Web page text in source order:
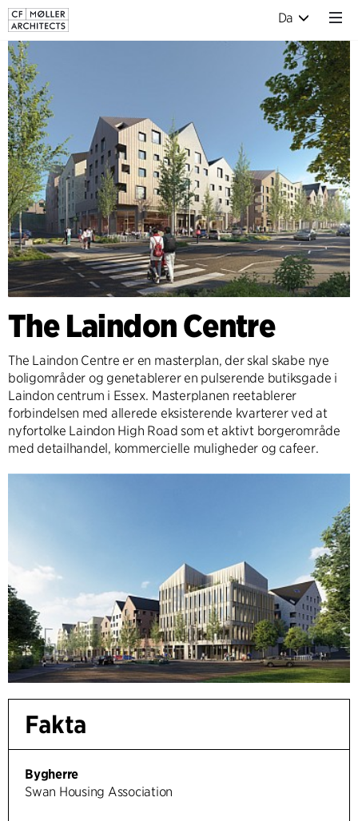
Da
The Laindon Centre
The Laindon Centre er en masterplan, der skal skabe nye
boligområder og genetablerer en pulserende butiksgade i
Laindon centrum i Essex. Masterplanen reetablerer
forbindelsen med allerede eksisterende kvarterer ved at
nyfortolke Laindon High Road som et aktivt borgerområde
med detailhandel, kommercielle muligheder og cafeer.
Fakta
Bygherre
Swan Housing Association